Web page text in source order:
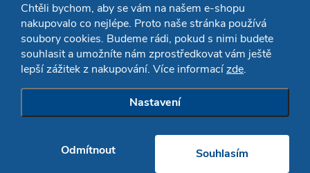
Chtěli bychom, aby se vám na našem e-shopu
nakupovalo co nejlépe. Proto naše stránka používá
soubory cookies. Budeme rádi, pokud s nimi budete
souhlasit a umožníte nám zprostředkovat vám ještě
lepší zážitek z nakupování. Více informacízde.
Nastavení
Odmítnout Souhlasím